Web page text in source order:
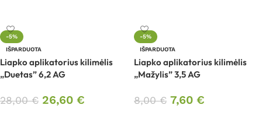
-5%
IŠPARDUOTA
Liapko aplikatorius kilimėlis
„Duetas” 6,2 AG
28,00€ 26,60 €
-5%
IŠPARDUOTA
Liapko aplikatorius kilimėlis
„Mažylis” 3,5 AG
8,00€ 7,60 €